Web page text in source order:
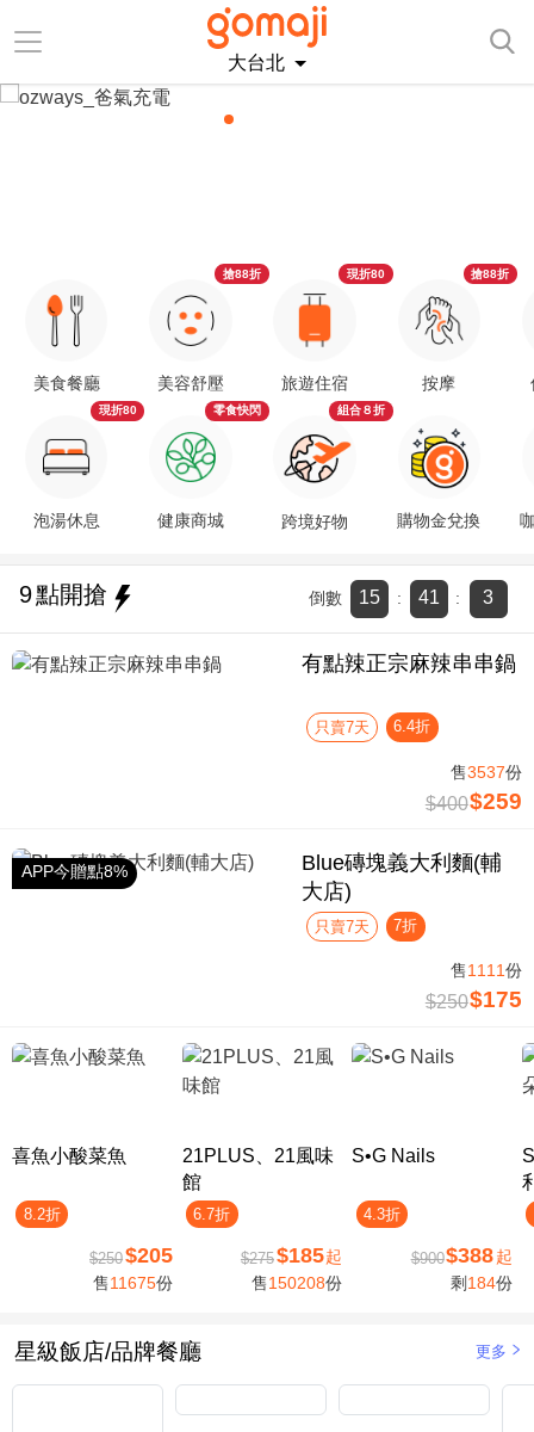
大台北
美食餐廳
泡湯休息
現折80
美容舒壓
搶88折
健康商城
零食快閃
旅遊住宿
現折80
跨境好物
組合８折
按摩
搶88折
購物金兌換
9點開搶 倒數 15 : 41 : 2
有點辣正宗麻辣串串鍋
只賣7天 6.4折
售3537份
$400$259
APP今贈點8%
Blue磚塊義大利麵(輔
大店)
只賣7天 7折
售1111份
$250$175
喜魚小酸菜魚
8.2折
$250$205
售11675份
21PLUS、21風味
館
6.7折
$275$185起
售150208份
S•G Nails
4.3折
$900$388 起
剩 184份
星級飯店/品牌餐廳 更多